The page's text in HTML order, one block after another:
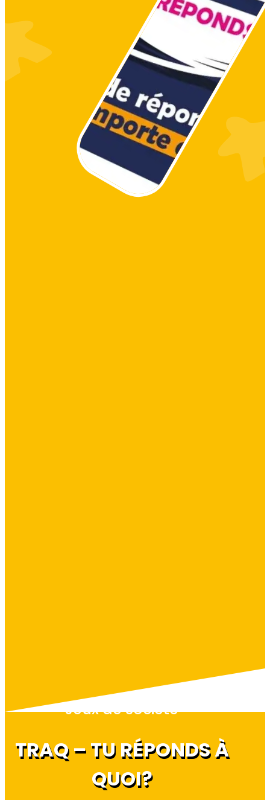
Jeux de société
TRAQ – TU RÉPONDS À
QUOI?